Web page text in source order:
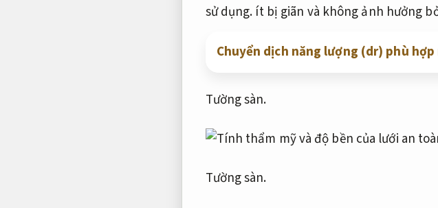
sử dụng.ít bị giãn và không ảnh hưởng
Chuyển dịch năng lượng (dr) phù
Tường sàn.
Tường sàn.